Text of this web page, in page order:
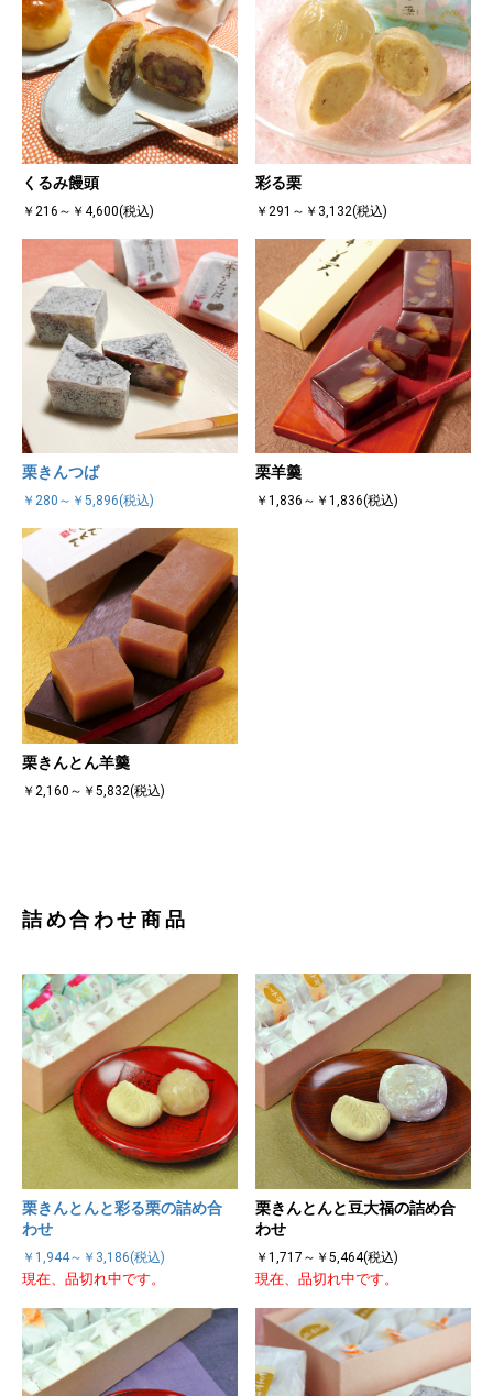
くるみ饅頭
￥216～￥4,600(税込)
彩る栗
￥291～￥3,132(税込)
栗きんつば
￥280～￥5,896(税込)
栗羊羹
￥1,836～￥1,836(税込)
栗きんとん羊羹
￥2,160～￥5,832(税込)
詰め合わせ商品
栗きんとんと彩る栗の詰め合
わせ
￥1,944～￥3,186(税込)
現在、品切れ中です。
栗きんとんと豆大福の詰め合
わせ
￥1,717～￥5,464(税込)
現在、品切れ中です。